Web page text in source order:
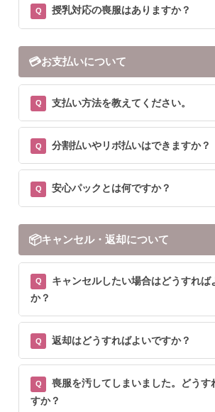
授乳対応の喪服はありますか？
💳お支払いについて
支払い方法を教えてください。
分割払いやリボ払いはできますか？
安心パックとは何ですか？
📦キャンセル・返却について
キャンセルしたい場合はどうすれば
か？
返却はどうすればよいですか？
喪服を汚してしまいました。どうす
すか？